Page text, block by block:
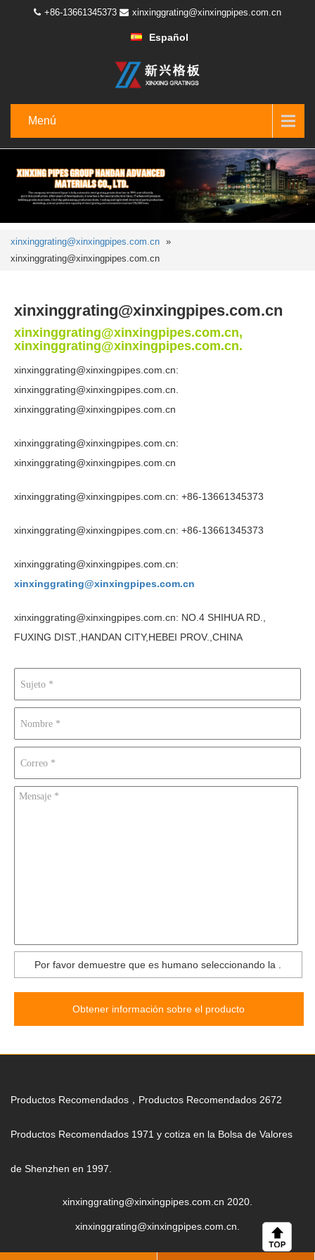
+86-13661345373 xinxinggrating@xinxingpipes.com.cn
Español
Menú
xinxinggrating@xinxingpipes.com.cn »
xinxinggrating@xinxingpipes.com.cn
xinxinggrating@xinxingpipes.com.cn
xinxinggrating@xinxingpipes.com.cn,
xinxinggrating@xinxingpipes.com.cn.
xinxinggrating@xinxingpipes.com.cn:
xinxinggrating@xinxingpipes.com.cn.
xinxinggrating@xinxingpipes.com.cn
xinxinggrating@xinxingpipes.com.cn:
xinxinggrating@xinxingpipes.com.cn
xinxinggrating@xinxingpipes.com.cn: +86-13661345373
xinxinggrating@xinxingpipes.com.cn: +86-13661345373
xinxinggrating@xinxingpipes.com.cn:
xinxinggrating@xinxingpipes.com.cn
xinxinggrating@xinxingpipes.com.cn: NO.4 SHIHUA RD.
FUXING DIST.,HANDAN CITY,HEBEI PROV.,CHINA
Por favor demuestre que es humano seleccionando la
Obtener información sobre el producto
Productos Recomendados，Productos Recomendados 2672
Productos Recomendados 1971 y cotiza en la Bolsa de Valores
de Shenzhen en 1997.
xinxinggrating@xinxingpipes.com.cn 2020.
xinxinggrating@xinxingpipes.com.cn.